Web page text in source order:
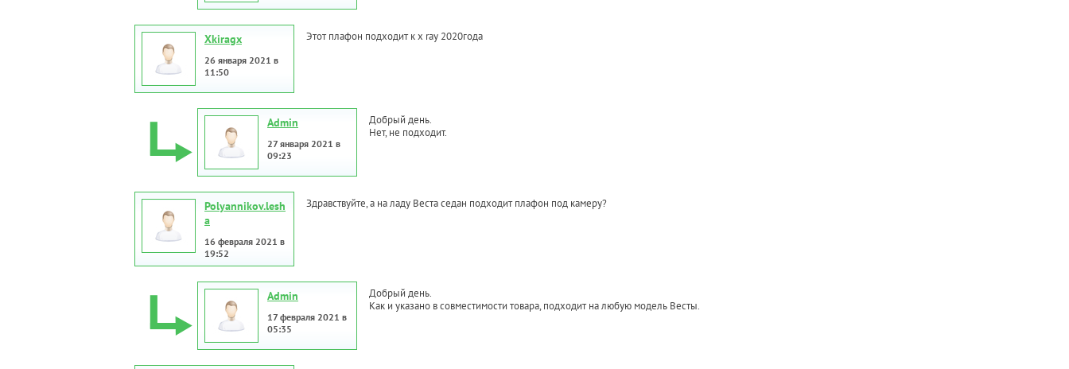
Xkiragx
26 января 2021 в
11:50
Этот плафон подходит к x ray 2020года
Admin
27 января 2021 в
09:23
Добрый день.
Нет, не подходит.
Polyannikov.lesh
a
16 февраля 2021 в
19:52
Здравствуйте, а на ладу Веста седан подходит плафон под камеру?
Admin
17 февраля 2021 в
05:35
Добрый день.
Как и указано в совместимости товара, подходит на любую модель Весты.